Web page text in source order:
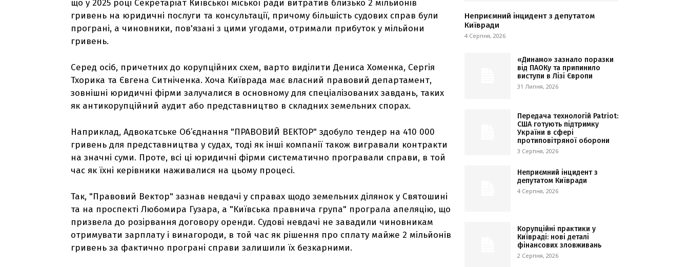
що у 2025 році Секретаріат Київської міської ради витратив близько 2 мільйонів
гривень на юридичні послуги та консультації, причому більшість судових справ були
програні, а чиновники, пов'язані з цими угодами, отримали прибуток у мільйони
гривень.
Серед осіб, причетних до корупційних схем, варто виділити Дениса Хоменка, Сергія
Тхорика та Євгена Ситніченка. Хоча Київрада має власний правовий департамент,
зовнішні юридичні фірми залучалися в основному для спеціалізованих завдань, таких
як антикорупційний аудит або представництво в складних земельних спорах.
Наприклад, Адвокатське Об’єднання "ПРАВОВИЙ ВЕКТОР" здобуло тендер на 410 000
гривень для представництва у судах, тоді як інші компанії також вигравали контракти
на значні суми. Проте, всі ці юридичні фірми систематично програвали справи, в той
час як їхні керівники наживалися на цьому процесі.
Так, "Правовий Вектор" зазнав невдачі у справах щодо земельних ділянок у Святошині
та на проспекті Любомира Гузара, а "Київська правнича група" програла апеляцію, що
призвела до розірвання договору оренди. Судові невдачі не завадили чиновникам
отримувати зарплату і винагороди, в той час як рішення про сплату майже 2 мільйонів
гривень за фактично програні справи залишили їх безкарними.
Неприємний інцидент з депутатом
Київради
4 Серпня, 2026
«Динамо» зазнало поразки
від ПАОКу та припинило
виступи в Лізі Європи
31 Липня, 2026
Передача технологій Patriot:
США готують підтримку
України в сфері
протиповітряної оборони
3 Серпня, 2026
Неприємний інцидент з
депутатом Київради
4 Серпня, 2026
Корупційні практики у
Київраді: нові деталі
фінансових зловживань
2 Серпня, 2026